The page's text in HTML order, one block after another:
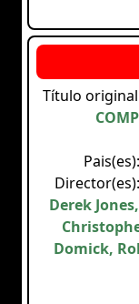
Título
Pais(es):
Director(es):
Derek
Domick,